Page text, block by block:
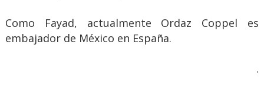
Como Fayad, actualmente Ordaz Coppel es
embajador de México en España.
.